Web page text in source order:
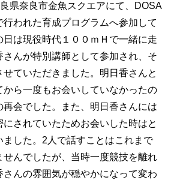
県奈良市金魚スクエアにて、DOSA
われた育成プログラムへ参加して
日は現役時代１００ｍＨで一緒に走
さんが特別講師として参加され、そ
ていただきました。明日香さんと
から一度もお会いしていなかったの
再会でした。また、明日香さんには
されていたためお会いした時はと
ました。2人で話すことはこれまで
せんでしたが、当時一度競技を離れ
んの雰囲気が穏やかになって変わ